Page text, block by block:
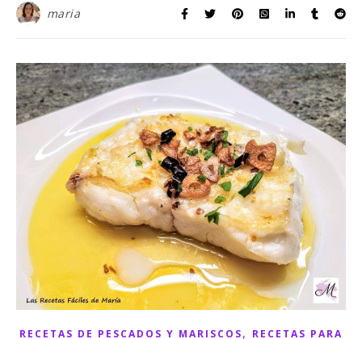
maria
RECETAS DE PESCADOS Y MARISCOS, RECETAS PARA